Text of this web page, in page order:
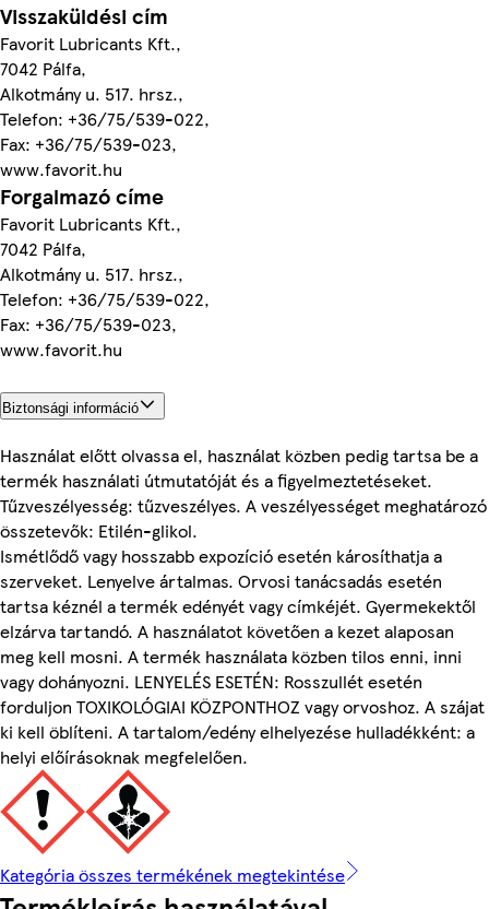
Visszaküldési cím
Favorit Lubricants Kft.,
7042 Pálfa,
Alkotmány u. 517. hrsz.,
Telefon: +36/75/539-022,
Fax: +36/75/539-023,
www.favorit.hu
Forgalmazó címe
Favorit Lubricants Kft.,
7042 Pálfa,
Alkotmány u. 517. hrsz.,
Telefon: +36/75/539-022,
Fax: +36/75/539-023,
www.favorit.hu
Biztonsági információ
Használat előtt olvassa el, használat közben pedig tartsa be a
termék használati útmutatóját és a figyelmeztetéseket.
Tűzveszélyesség: tűzveszélyes. A veszélyességet meghatározó
összetevők: Etilén-glikol.
Ismétlődő vagy hosszabb expozíció esetén károsíthatja a
szerveket. Lenyelve ártalmas. Orvosi tanácsadás esetén
tartsa kéznél a termék edényét vagy címkéjét. Gyermekektől
elzárva tartandó. A használatot követően a kezet alaposan
meg kell mosni. A termék használata közben tilos enni, inni
vagy dohányozni. LENYELÉS ESETÉN: Rosszullét esetén
forduljon TOXIKOLÓGIAI KÖZPONTHOZ vagy orvoshoz. A szájat
ki kell öblíteni. A tartalom/edény elhelyezése hulladékként: a
helyi előírásoknak megfelelően.
Kategória összes termékének megtekintése